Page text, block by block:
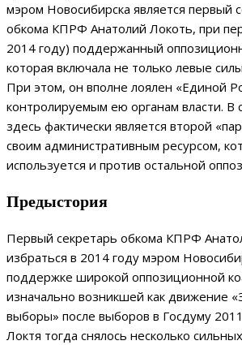
мэром Новосибирска является первый
обкома КПРФ Анатолий Локоть, при
2014 году) поддержанный
которая включала не только левые
При этом, он вполне лоялен «Единой
контролируемым ею органам власти. В
здесь фактически является второй
своим административным ресурсом,
используется и против остальной
Предыстория
Первый секретарь обкома КПРФ
избраться в 2014 году мэром
поддержке широкой оппозиционной
изначально возникшей как движение
выборы» после выборов в Госдуму
Локтя тогда снялось несколько